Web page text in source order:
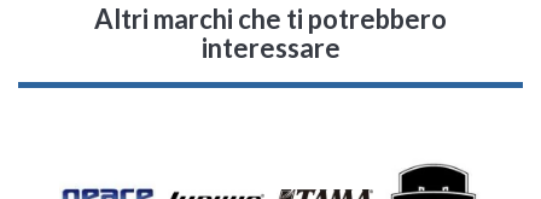
Altri marchi che ti potrebbero
interessare